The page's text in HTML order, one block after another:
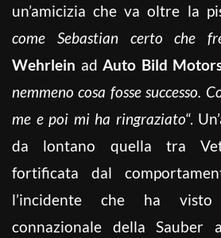
un’amicizia che va oltre la
come Sebastian certo che
Wehrlein adAuto Bild
nemmeno cosa fosse successo.
me e poi mi ha ringraziato“.
da lontano quella tra
fortificata dal
l’incidente che ha
connazionale della Sauber